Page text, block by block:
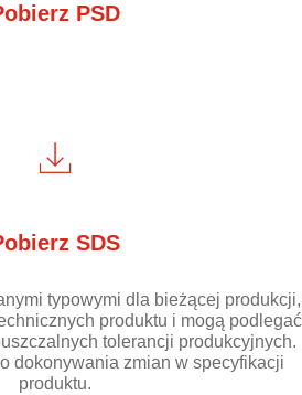
PSD
SDS
typowymi dla bieżącej produkcji,
produktu i mogą podlegać
tolerancji produkcyjnych.
dokonywania zmian w specyfikacji
produktu.